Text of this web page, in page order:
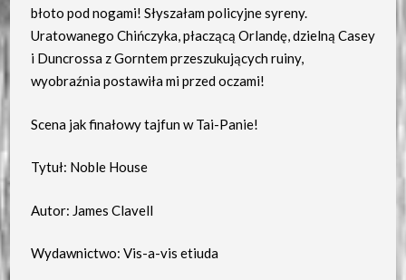
błoto pod nogami! Słyszałam policyjne syreny.
Uratowanego Chińczyka, płaczącą Orlandę, dzielną Casey
i Duncrossa z Gorntem przeszukujących ruiny,
wyobraźnia postawiła mi przed oczami!
Scena jak finałowy tajfun w Tai-Panie!
Tytuł: Noble House
Autor: James Clavell
Wydawnictwo: Vis-a-vis etiuda